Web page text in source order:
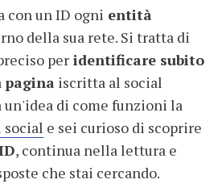
con un ID ogni entità
della sua rete. Si tratta di
per identificare subito
pagina iscritta al social
un'idea di come funzioni la
social e sei curioso di scoprire
, continua nella lettura e
che stai cercando.